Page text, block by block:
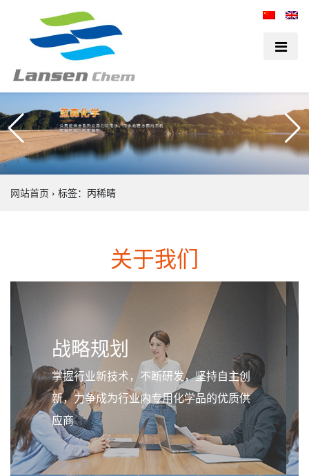
网站首页 › 标签：丙稀晴
关于我们
战略规划
掌握行业新技术，不断研发，坚持自主创
新，力争成为行业内专用化学品的优质供
应商